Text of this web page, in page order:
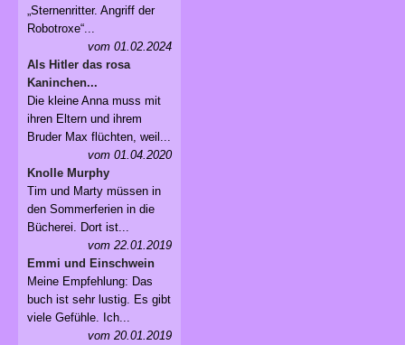
„Sternenritter. Angriff der
Robotroxe“...
vom 01.02.2024
Als Hitler das rosa
Kaninchen...
Die kleine Anna muss mit
ihren Eltern und ihrem
Bruder Max flüchten, weil...
vom 01.04.2020
Knolle Murphy
Tim und Marty müssen in
den Sommerferien in die
Bücherei. Dort ist...
vom 22.01.2019
Emmi und Einschwein
Meine Empfehlung: Das
buch ist sehr lustig. Es gibt
viele Gefühle. Ich...
vom 20.01.2019